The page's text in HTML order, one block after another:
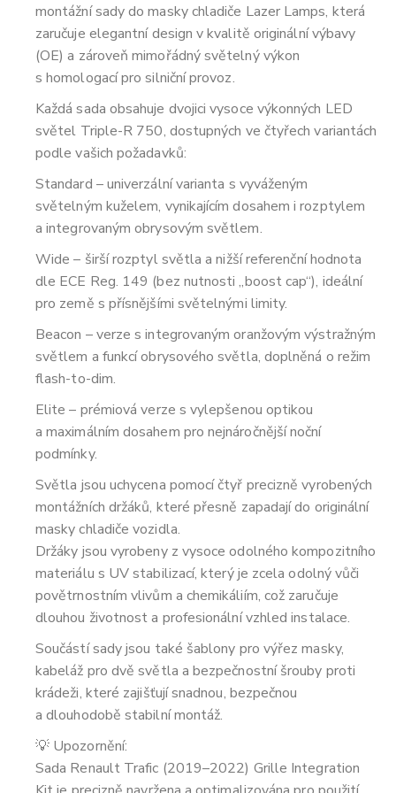
montážní sady do masky chladiče Lazer Lamps, která
zaručuje elegantní design v kvalitě originální výbavy
(OE) a zároveň mimořádný světelný výkon
s homologací pro silniční provoz.
Každá sada obsahuje dvojici vysoce výkonných LED
světel Triple-R 750, dostupných ve čtyřech variantách
podle vašich požadavků:
Standard – univerzální varianta s vyváženým
světelným kuželem, vynikajícím dosahem i rozptylem
a integrovaným obrysovým světlem.
Wide – širší rozptyl světla a nižší referenční hodnota
dle ECE Reg. 149 (bez nutnosti „boost cap“), ideální
pro země s přísnějšími světelnými limity.
Beacon – verze s integrovaným oranžovým výstražným
světlem a funkcí obrysového světla, doplněná o režim
flash-to-dim.
Elite – prémiová verze s vylepšenou optikou
a maximálním dosahem pro nejnáročnější noční
podmínky.
Světla jsou uchycena pomocí čtyř precizně vyrobených
montážních držáků, které přesně zapadají do originální
masky chladiče vozidla.
Držáky jsou vyrobeny z vysoce odolného kompozitního
materiálu s UV stabilizací, který je zcela odolný vůči
povětrnostním vlivům a chemikáliím, což zaručuje
dlouhou životnost a profesionální vzhled instalace.
Součástí sady jsou také šablony pro výřez masky,
kabeláž pro dvě světla a bezpečnostní šrouby proti
krádeži, které zajišťují snadnou, bezpečnou
a dlouhodobě stabilní montáž.
💡 Upozornění:
Sada Renault Trafic (2019–2022) Grille Integration